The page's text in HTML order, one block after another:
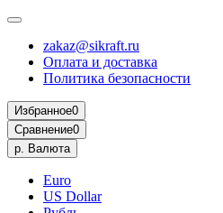
zakaz@sikraft.ru
Оплата и доставка
Политика безопасности
Избранное0
Сравнение0
р. Валюта
Euro
US Dollar